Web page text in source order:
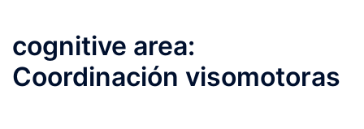
cognitive area:
Coordinación visomotoras